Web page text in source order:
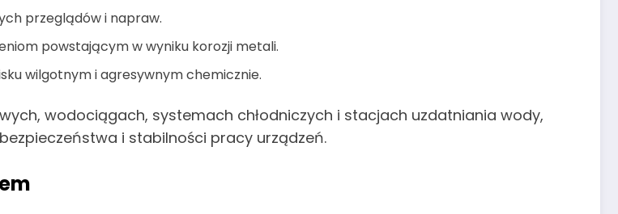
przeglądów i napraw.
powstającym w wyniku korozji metali.
wilgotnym i agresywnym chemicznie.
wodociągach, systemach chłodniczych i stacjach uzdatniania wody,
i stabilności pracy urządzeń.